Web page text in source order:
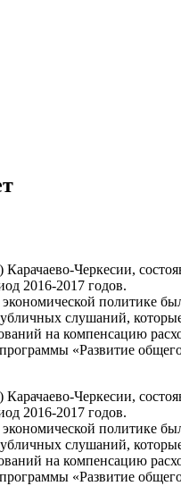
Черкесии,
2016-2017 годов.
политике
слушаний,
на компенсацию
«Развитие
Черкесии,
2016-2017 годов.
политике
слушаний,
на компенсацию
«Развитие